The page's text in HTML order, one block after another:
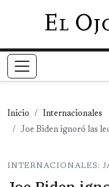
Inicio
Internacionales
Joe Biden ignoró las
INTERNACIONALES: